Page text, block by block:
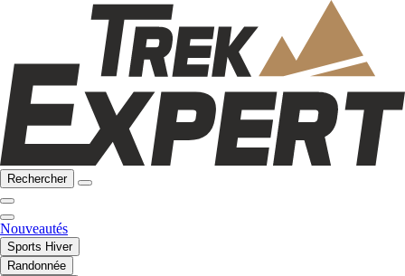
Rechercher
Nouveautés
Sports Hiver
Randonnée